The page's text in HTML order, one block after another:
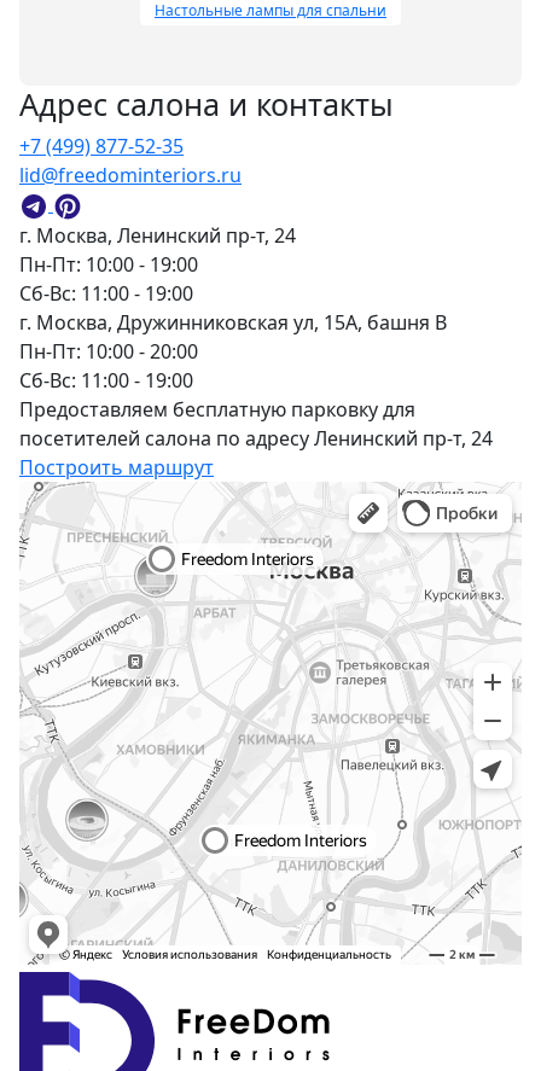
Настольные лампы для спальни
Адрес салона и контакты
г. Москва, Ленинский пр-т, 24
Пн-Пт: 10:00 - 19:00
Сб-Вс: 11:00 - 19:00
г. Москва, Дружинниковская ул, 15А, башня В
Пн-Пт: 10:00 - 20:00
Сб-Вс: 11:00 - 19:00
Предоставляем бесплатную парковку для
посетителей салона по адресу Ленинский пр-т, 24
Построить маршрут
+7 (499) 877-52-35
lid@freedominteriors.ru